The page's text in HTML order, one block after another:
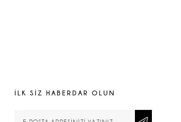
İLK SİZ HABERDAR OLUN